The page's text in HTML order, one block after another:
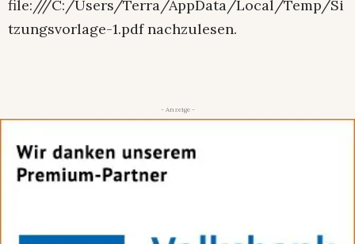
file:///C:/Users/Terra/AppData/Local/Temp/Si
tzungsvorlage-1.pdf nachzulesen.
- Anzeige -